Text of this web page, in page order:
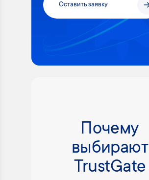
Оставить заявку
Почему
выбирают
TrustGate